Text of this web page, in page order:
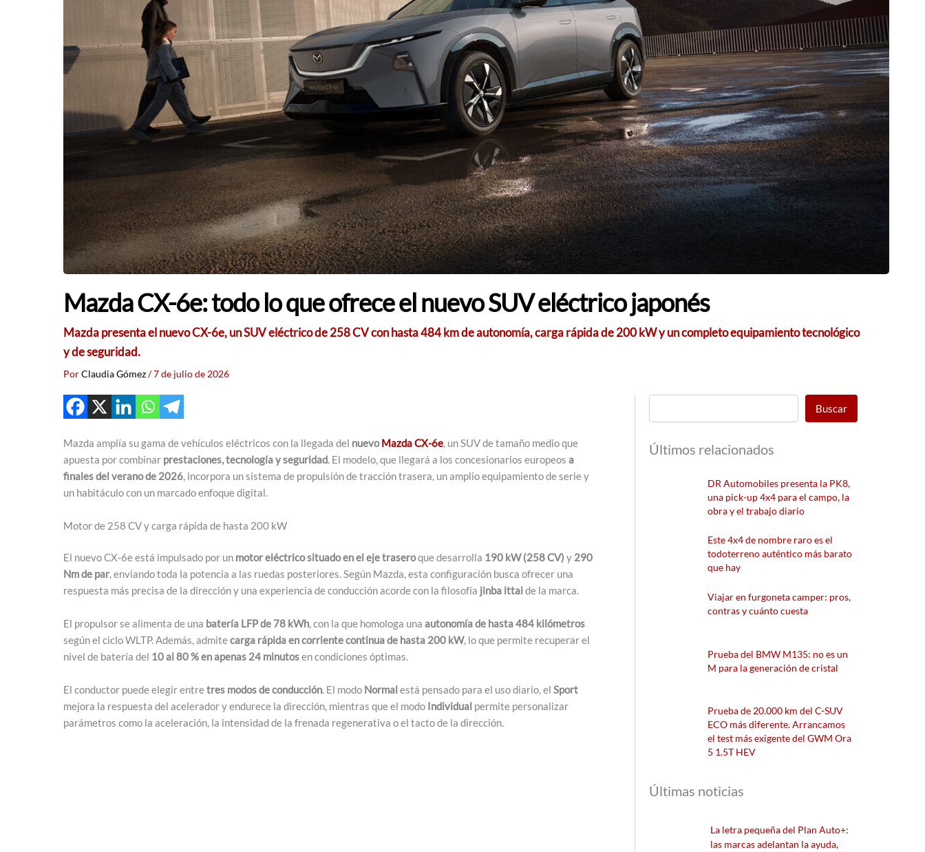
Mazda CX-6e: todo lo que ofrece el nuevo SUV eléctrico japonés
Mazda presenta el nuevo CX-6e, un SUV eléctrico de 258 CV con hasta 484 km de autonomía, carga rápida de 200 kW y un completo equipamiento tecnológico
y de seguridad.
PorClaudia Gómez/7 de julio de 2026
Mazda amplía su gama de vehículos eléctricos con la llegada del nuevoMazda CX-6e , un SUV de tamaño medio que
apuesta por combinar prestaciones, tecnología y seguridad . El modelo, que llegará a los concesionarios europeos a
finales del verano de 2026 , incorpora un sistema de propulsión de tracción trasera, un amplio equipamiento de serie y
un habitáculo con un marcado enfoque digital.
Motor de 258 CV y carga rápida de hasta 200 kW
El nuevo CX-6e está impulsado por un motor eléctrico situado en el eje traseroque desarrolla 190 kW (258 CV) y 290
Nm de par, enviando toda la potencia a las ruedas posteriores. Según Mazda, esta configuración busca ofrecer una
respuesta más precisa de la dirección y una experiencia de conducción acorde con la filosofía jinba ittaide la marca.
El propulsor se alimenta de una batería LFP de 78 kWh, con la que homologa una autonomía de hasta 484 kilómetros
según el ciclo WLTP. Además, admitecarga rápida en corriente continua de hasta 200 kW, lo que permite recuperar el
nivel de batería del 10 al 80 % en apenas 24 minutosen condiciones óptimas.
El conductor puede elegir entretres modos de conducción. El modo Normalestá pensado para el uso diario, el Sport
mejora la respuesta del acelerador y endurece la dirección, mientras que el modo Individual permite personalizar
parámetros como la aceleración, la intensidad de la frenada regenerativa o el tacto de la dirección.
Buscar
Últimos relacionados
DR Automobiles presenta la PK8,
una pick-up 4x4 para el campo, la
obra y el trabajo diario
Este 4x4 de nombre raro es el
todoterreno auténtico más barato
que hay
Viajar en furgoneta camper: pros,
contras y cuánto cuesta
Prueba del BMW M135: no es un
M para la generación de cristal
Prueba de 20.000 km del C-SUV
ECO más diferente. Arrancamos
el test más exigente del GWM Ora
5 1.5T HEV
Últimas noticias
La letra pequeña del Plan Auto+:
las marcas adelantan la ayuda,